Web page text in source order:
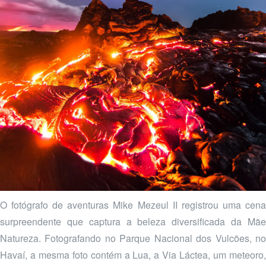
O fotógrafo de aventuras Mike Mezeul II registrou uma cena
surpreendente que captura a beleza diversificada da Mãe
Natureza. Fotografando no Parque Nacional dos Vulcões, no
Havaí, a mesma foto contém a Lua, a Via Láctea, um meteoro,